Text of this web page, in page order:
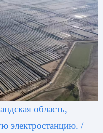
область,
электростанцию. /